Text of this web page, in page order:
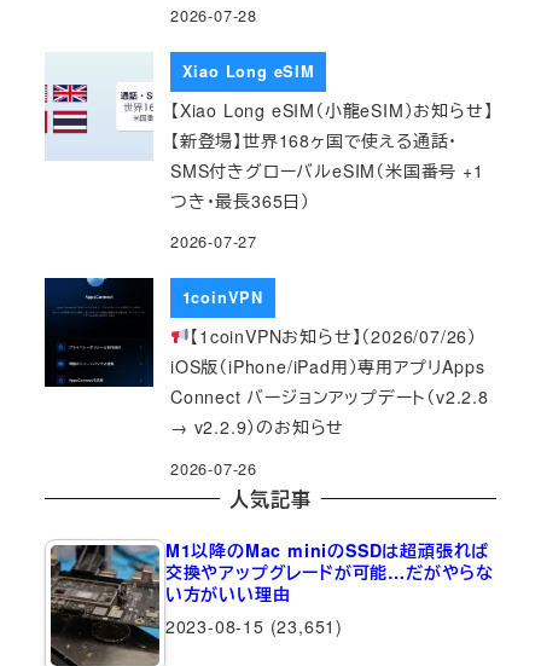
2026-07-28
Xiao Long eSIM
【Xiao Long eSIM（小龍eSIM）お知らせ】
【新登場】世界168ヶ国で使える通話・
SMS付きグローバルeSIM（米国番号 +1
つき・最長365日）
2026-07-27
1coinVPN
【1coinVPNお知らせ】（2026/07/26）
iOS版（iPhone/iPad用）専用アプリApps
Connect バージョンアップデート（v2.2.8
→ v2.2.9）のお知らせ
2026-07-26
人気記事
M1以降のMac miniのSSDは超頑張れば
交換やアップグレードが可能…だがやらな
い方がいい理由
2023-08-15 (23,651)